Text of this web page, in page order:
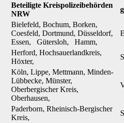
Beteiligte Kreispolizeibehörden
NRW
Bielefeld, Bochum, Borken,
Coesfeld, Dortmund, Düsseldorf,
Essen, Gütersloh, Hamm,
Herford, Hochsauerlandkreis,
Höxter,
Köln, Lippe, Mettmann, Minden-
Lübbecke, Münster,
Oberbergischer Kreis,
Oberhausen,
Paderborn, Rheinisch-Bergischer
Kreis,